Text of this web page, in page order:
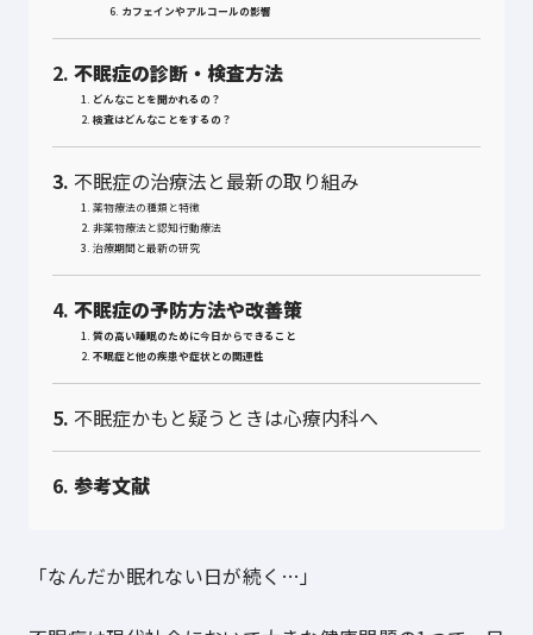
6. カフェインやアルコールの影響
2. 不眠症の診断・検査方法
1. どんなことを聞かれるの？
2. 検査はどんなことをするの？
3. 不眠症の治療法と最新の取り組み
1. 薬物療法の種類と特徴
2. 非薬物療法と認知行動療法
3. 治療期間と最新の研究
4. 不眠症の予防方法や改善策
1. 質の高い睡眠のために今日からできること
2. 不眠症と他の疾患や症状との関連性
5. 不眠症かもと疑うときは心療内科へ
6. 参考文献
「なんだか眠れない日が続く…」